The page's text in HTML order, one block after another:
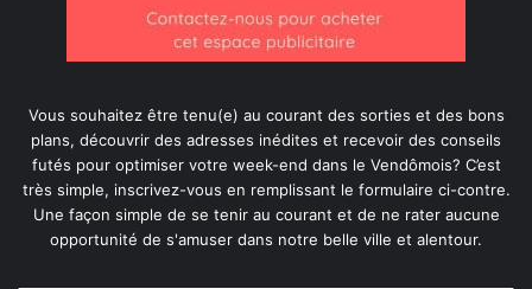
Vous souhaitez être tenu(e) au courant des sorties et des bons
plans, découvrir des adresses inédites et recevoir des conseils
futés pour optimiser votre week-end dans le Vendômois? C’est
très simple, inscrivez-vous en remplissant le formulaire ci-contre.
Une façon simple de se tenir au courant et de ne rater aucune
opportunité de s'amuser dans notre belle ville et alentour.